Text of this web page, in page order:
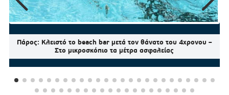
Πάρος: Κλειστό το beach bar μετά τον θάνατο του 4χρονου –
Στο μικροσκόπιο τα μέτρα ασφαλείας